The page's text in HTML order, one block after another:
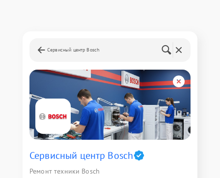
Сервисный центр Bosch
Сервисный центр Bosch
Ремонт техники Bosch